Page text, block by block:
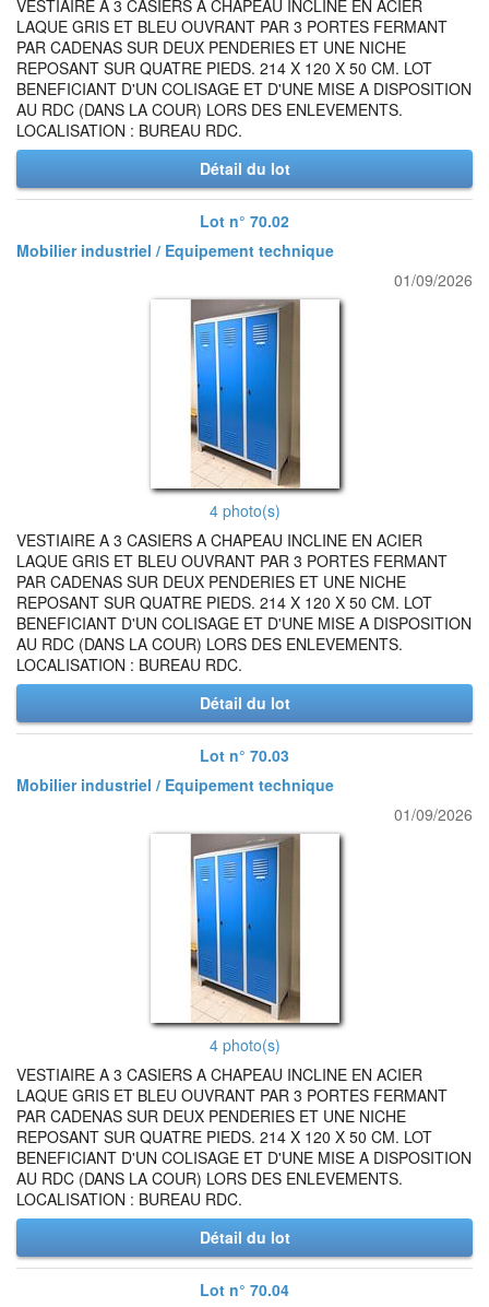
VESTIAIRE A 3 CASIERS A CHAPEAU INCLINE EN ACIER
LAQUE GRIS ET BLEU OUVRANT PAR 3 PORTES FERMANT
PAR CADENAS SUR DEUX PENDERIES ET UNE NICHE
REPOSANT SUR QUATRE PIEDS. 214 X 120 X 50 CM. LOT
BENEFICIANT D'UN COLISAGE ET D'UNE MISE A DISPOSITION
AU RDC (DANS LA COUR) LORS DES ENLEVEMENTS.
LOCALISATION : BUREAU RDC.
Détail du lot
Lot n° 70.02
Mobilier industriel / Equipement technique
01/09/2026
4 photo(s)
VESTIAIRE A 3 CASIERS A CHAPEAU INCLINE EN ACIER
LAQUE GRIS ET BLEU OUVRANT PAR 3 PORTES FERMANT
PAR CADENAS SUR DEUX PENDERIES ET UNE NICHE
REPOSANT SUR QUATRE PIEDS. 214 X 120 X 50 CM. LOT
BENEFICIANT D'UN COLISAGE ET D'UNE MISE A DISPOSITION
AU RDC (DANS LA COUR) LORS DES ENLEVEMENTS.
LOCALISATION : BUREAU RDC.
Détail du lot
Lot n° 70.03
Mobilier industriel / Equipement technique
01/09/2026
4 photo(s)
VESTIAIRE A 3 CASIERS A CHAPEAU INCLINE EN ACIER
LAQUE GRIS ET BLEU OUVRANT PAR 3 PORTES FERMANT
PAR CADENAS SUR DEUX PENDERIES ET UNE NICHE
REPOSANT SUR QUATRE PIEDS. 214 X 120 X 50 CM. LOT
BENEFICIANT D'UN COLISAGE ET D'UNE MISE A DISPOSITION
AU RDC (DANS LA COUR) LORS DES ENLEVEMENTS.
LOCALISATION : BUREAU RDC.
Détail du lot
Lot n° 70.04